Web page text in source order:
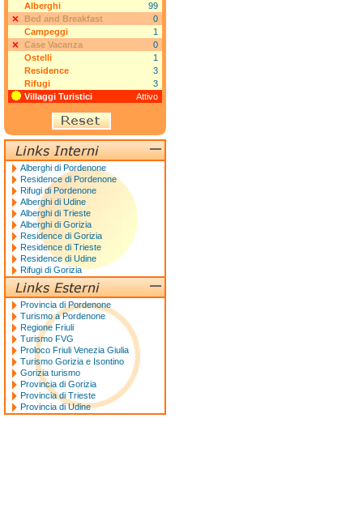
Alberghi
99
Bed and Breakfast
0
Campeggi
1
Case Vacanza
0
Ostelli
1
Residence
3
Rifugi
3
Villaggi Turistici
Attivo
Alberghi di Pordenone
Residence di Pordenone
Rifugi di Pordenone
Alberghi di Udine
Alberghi di Trieste
Alberghi di Gorizia
Residence di Gorizia
Residence di Trieste
Residence di Udine
Rifugi di Gorizia
Provincia di Pordenone
Turismo a Pordenone
Regione Friuli
Turismo FVG
Proloco Friuli Venezia Giulia
Turismo Gorizia e Isontino
Gorizia turismo
Provincia di Gorizia
Provincia di Trieste
Provincia di Udine